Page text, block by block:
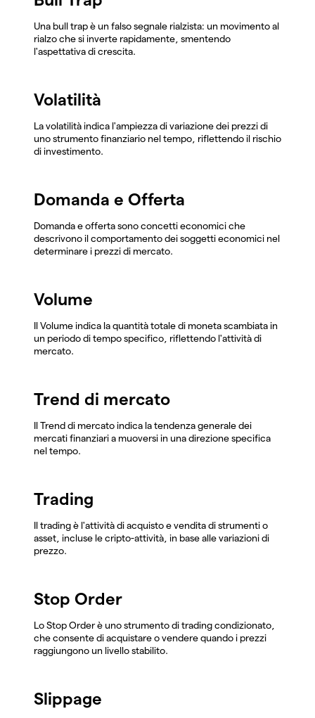
Una bull trap è un falso segnale rialzista: un movimento al
rialzo che si inverte rapidamente, smentendo
l'aspettativa di crescita.
Volatilità
La volatilità indica l'ampiezza di variazione dei prezzi di
uno strumento finanziario nel tempo, riflettendo il rischio
di investimento.
Domanda e Offerta
Domanda e offerta sono concetti economici che
descrivono il comportamento dei soggetti economici nel
determinare i prezzi di mercato.
Volume
Il Volume indica la quantità totale di moneta scambiata in
un periodo di tempo specifico, riflettendo l'attività di
mercato.
Trend di mercato
Il Trend di mercato indica la tendenza generale dei
mercati finanziari a muoversi in una direzione specifica
nel tempo.
Trading
Il trading è l'attività di acquisto e vendita di strumenti o
asset, incluse le cripto-attività, in base alle variazioni di
prezzo.
Stop Order
Lo Stop Order è uno strumento di trading condizionato,
che consente di acquistare o vendere quando i prezzi
raggiungono un livello stabilito.
Slippage